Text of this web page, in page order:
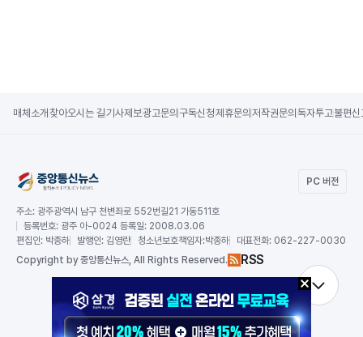
매체소개 찾아오시는 길기사제보광고문의 구독신청제휴문의 저작권문의 독자투고불편신
PC 버전
주소: 광주광역시 남구 천변좌로 552번길21 가동511호
등록번호: 광주 아-0024 등록일: 2008.03.06
편집인: 박종하 발행인: 김영란 청소년보호책임자:박종하 대표전화: 062-227-0030
Copyright by 중앙통신뉴스, All Rights Reserved. RSS